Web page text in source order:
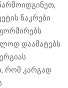
ნაკრები
დაამატებს
რომ კარგად